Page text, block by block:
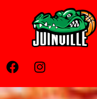
Home
Pages
News
Contato